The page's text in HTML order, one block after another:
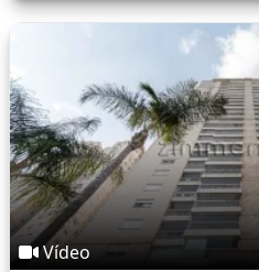
Vídeo